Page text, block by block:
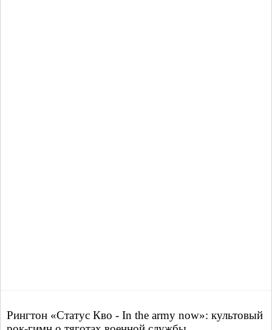
Рингтон «Статус Кво - In the army now»: культовый